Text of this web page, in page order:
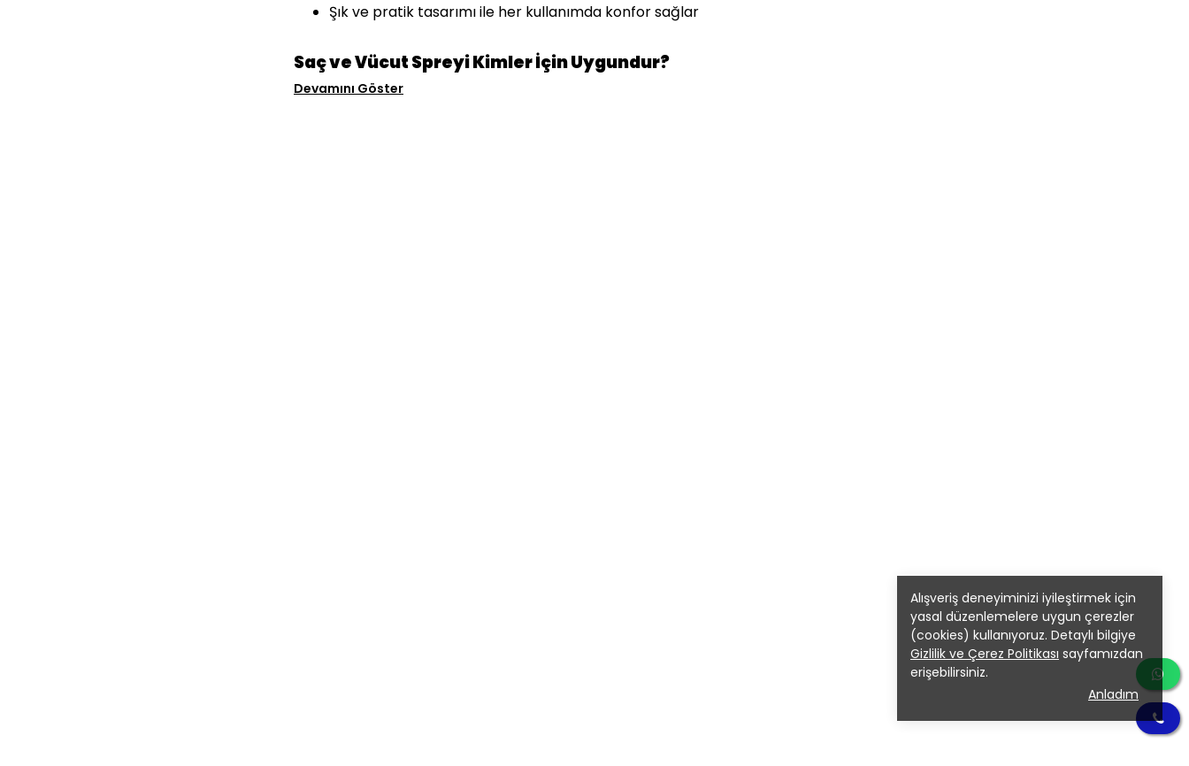
Alışveriş deneyiminizi iyileştirmek için
yasal düzenlemelere uygun çerezler
(cookies) kullanıyoruz. Detaylı bilgiye
Gizlilik ve Çerez Politikası sayfamızdan
erişebilirsiniz.
Anladım
Şık ve pratik tasarımı ile her kullanımda konfor sağlar
Saç ve Vücut Spreyi Kimler İçin Uygundur?
Devamını Göster